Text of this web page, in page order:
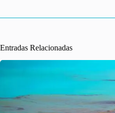
Entradas Relacionadas